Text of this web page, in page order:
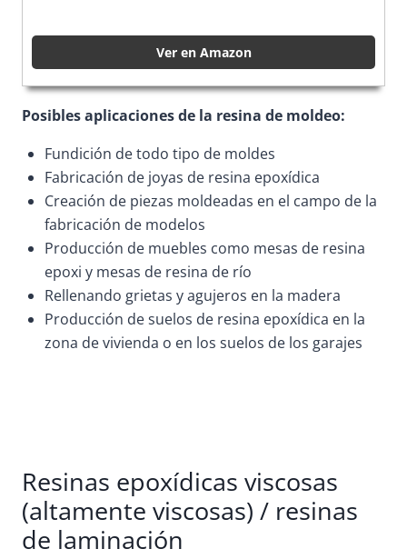
Ver en Amazon
Posibles aplicaciones de la resina de moldeo:
Fundición de todo tipo de moldes
Fabricación de joyas de resina epoxídica
Creación de piezas moldeadas en el campo de la
fabricación de modelos
Producción de muebles como mesas de resina
epoxi y mesas de resina de río
Rellenando grietas y agujeros en la madera
Producción de suelos de resina epoxídica en la
zona de vivienda o en los suelos de los garajes
Resinas epoxídicas viscosas
(altamente viscosas) / resinas
de laminación